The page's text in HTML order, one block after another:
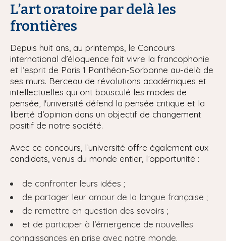
L’art oratoire par delà les
frontières
Depuis huit ans, au printemps, le Concours
international d’éloquence fait vivre la francophonie
et l’esprit de Paris 1 Panthéon-Sorbonne au-delà de
ses murs. Berceau de révolutions académiques et
intellectuelles qui ont bousculé les modes de
pensée, l'université défend la pensée critique et la
liberté d’opinion dans un objectif de changement
positif de notre société.
Avec ce concours, l’université offre également aux
candidats, venus du monde entier, l’opportunité :
de confronter leurs idées ;
de partager leur amour de la langue française ;
de remettre en question des savoirs ;
et de participer à l’émergence de nouvelles
connaissances en prise avec notre monde.